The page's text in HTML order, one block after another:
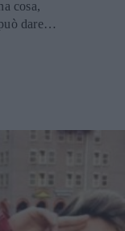
cosa,
dare